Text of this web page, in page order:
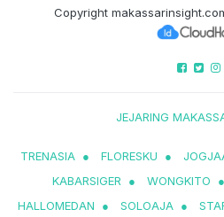
Copyright
JEJARING
TRENASIA ● FLORESKU ●
KABARSIGER
● WONGKITO ●
HALLOMEDAN
● SOLOAJA ●